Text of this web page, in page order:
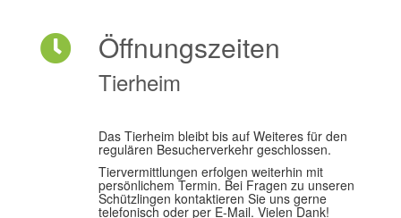
Öffnungszeiten
Tierheim
Das Tierheim bleibt bis auf Weiteres für den
regulären Besucherverkehr geschlossen.
Tiervermittlungen erfolgen weiterhin mit
persönlichem Termin. Bei Fragen zu unseren
Schützlingen kontaktieren Sie uns gerne
telefonisch oder per E-Mail. Vielen Dank!